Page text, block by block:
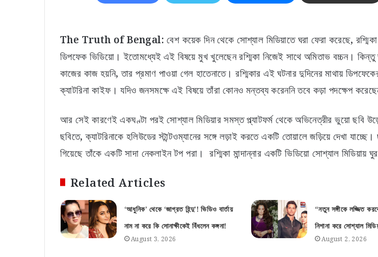
The Truth of Bengal: বেশ কয়েক দিন থেকে সোশ্যাল মিডিয়াতে ঘরা ফেরা করেছে, রশ্মিকা
ডিপফেক ভিডিয়ো। ইতোমধ্যেই এই বিষয়ে মুখ খুলেছেন রশ্মিকা নিজেই সাথে অমিতাভ বচ্চন।
কাজের কাজ হয়নি, তার প্রমাণ পাওয়া গেল হাতেনাতে। রশ্মিকার এই ঘটনার দুদিনের মাথায়
ক্যাটরিনা কাইফ। যদিও জনসমক্ষে এই বিষয়ে তাঁরা কোনও মন্তব্য করেননি তবে কড়া পদক্ষেপ
আর সেই কারণেই একঘণ্টা পরই সোশ্যাল মিডিয়ার সমস্ত প্ল্যাটফর্ম থেকে অভিনেত্রীর ভুয়ো ছবি
ছবিতে, ক্যাটরিনাকে হলিউডের স্টান্টওম্যানের সঙ্গে লড়াই করতে একটি তোয়ালে জড়িয়ে দেখা যাচ্ছে।
গিয়েছে তাঁকে একটি সাদা নেকলাইন টপ পরা। রশ্মিকা মান্দান্নার একটি ভিডিয়ো সোশ্যাল মিডিয়ায়
Related Articles
‘আধুনিক’ থেকে ‘জাগ্রত হিন্দু’! ভিডিও বার্তায়
নাম না করে কি সোনাক্ষীকেই বিঁধলেন কঙ্গনা!
August 3, 2026
“নতুন সঙ্গীকে লজ্জিত
নিশানা করে সোশ্যাল
August 2, 2026